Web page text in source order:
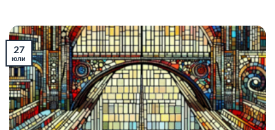
27
юли